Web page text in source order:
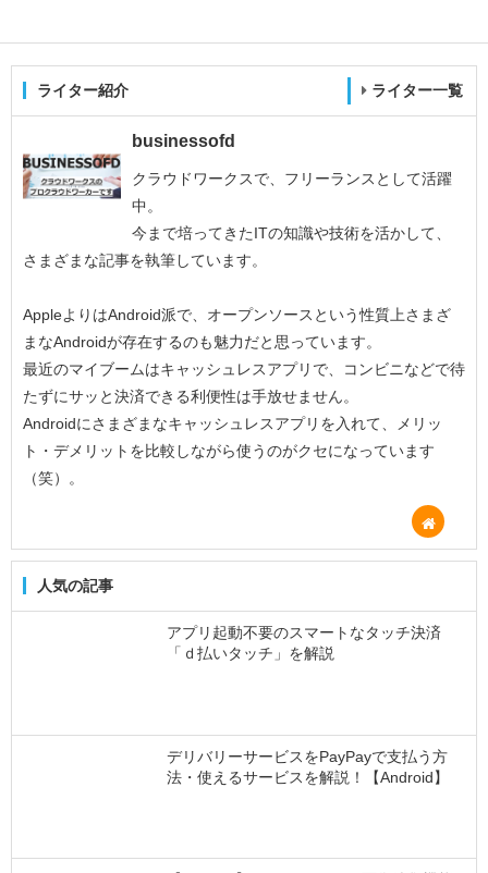
ライター紹介 ライター一覧
businessofd
クラウドワークスで、フリーランスとして活躍
中。
今まで培ってきたITの知識や技術を活かして、
さまざまな記事を執筆しています。
AppleよりはAndroid派で、オープンソースという性質上さまざ
まなAndroidが存在するのも魅力だと思っています。
最近のマイブームはキャッシュレスアプリで、コンビニなどで待
たずにサッと決済できる利便性は手放せません。
Androidにさまざまなキャッシュレスアプリを入れて、メリッ
ト・デメリットを比較しながら使うのがクセになっています
（笑）。
人気の記事
アプリ起動不要のスマートなタッチ決済
「ｄ払いタッチ」を解説
デリバリーサービスをPayPayで支払う方
法・使えるサービスを解説！【Android】